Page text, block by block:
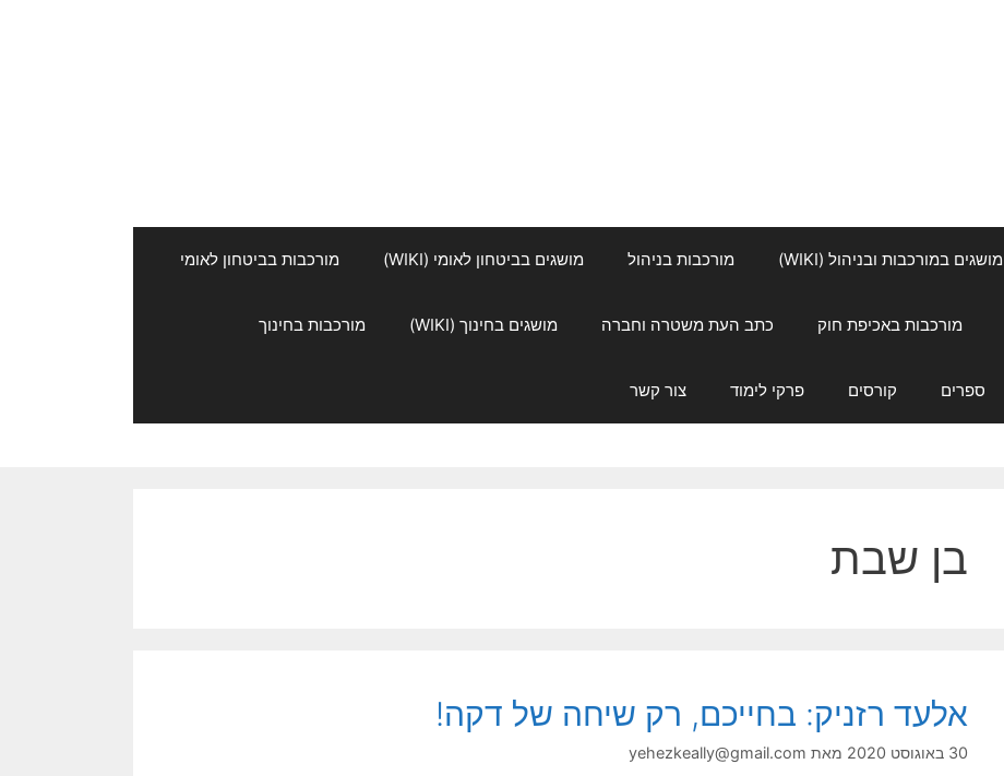
מושגים במורכבות ובניהול (WIKI) מורכבות בניהול מושגים בביטחון לאומי (WIKI) מורכבות בביטחון לאומי
מורכבות באכיפת חוק כתב העת משטרה וחברה מושגים בחינוך (WIKI) מורכבות בחינוך
ספרים קורסים פרקי לימוד צור קשר
בן שבת
אלעד רזניק: בחייכם, רק שיחה של דקה!
30 באוגוסט 2020 מאת yehezkeally@gmail.com